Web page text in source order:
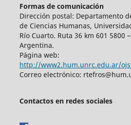
Formas de comunicación
Dirección postal: Departamento
de Ciencias Humanas,
Río Cuarto. Ruta 36 km 601 5800
Argentina.
Página web:
http://www2.hum.unrc.edu.ar/
Correo electrónico:
Contactos en redes sociales